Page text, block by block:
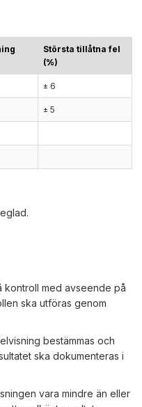
Största tillåtna fel
(%)
± 6
± 5
kontroll med avseende på
ska utföras genom
bestämmas och
ska dokumenteras i
vara mindre än eller